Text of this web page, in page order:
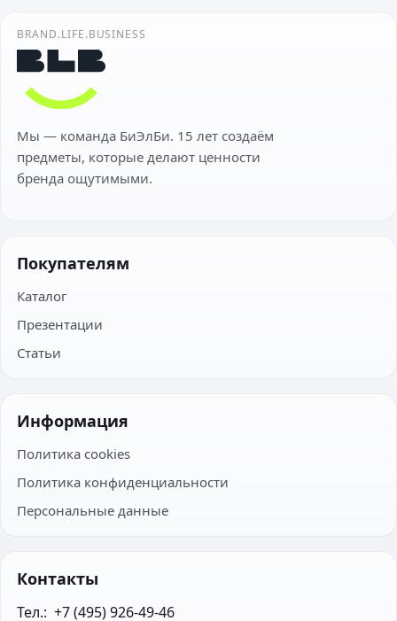
BRAND.LIFE.BUSINESS
Мы — команда БиЭлБи. 15 лет создаём
предметы, которые делают ценности
бренда ощутимыми.
Покупателям
Каталог
Презентации
Статьи
Информация
Политика cookies
Политика конфиденциальности
Персональные данные
Контакты
Тел.:  +7 (495) 926-49-46